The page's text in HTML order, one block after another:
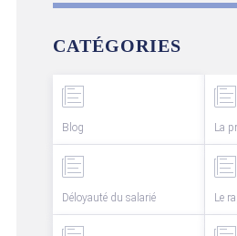
CATÉGORIES
Blog
Déloyauté du salarié
La
Le